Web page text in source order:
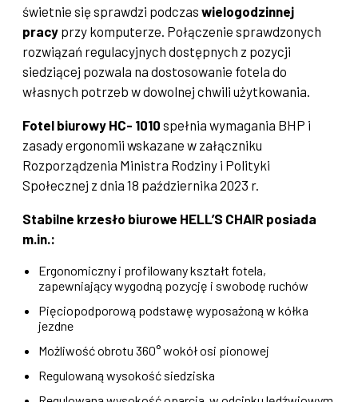
świetnie się sprawdzi podczas wielogodzinnej
pracy przy komputerze. Połączenie sprawdzonych
rozwiązań regulacyjnych dostępnych z pozycji
siedziącej pozwala na dostosowanie fotela do
własnych potrzeb w dowolnej chwili użytkowania.
Fotel biurowy HC- 1010 spełnia wymagania BHP i
zasady ergonomii wskazane w załączniku
Rozporządzenia Ministra Rodziny i Polityki
Społecznej z dnia 18 października 2023 r.
Stabilne krzesło biurowe HELL’S CHAIR posiada
m.in.:
Ergonomiczny i profilowany kształt fotela,
zapewniający wygodną pozycję i swobodę ruchów
Pięciopodporową podstawę wyposażoną w kółka
jezdne
Możliwość obrotu 360° wokół osi pionowej
Regulowaną wysokość siedziska